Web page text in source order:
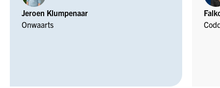
Jeroen Klumpenaar
Onwaarts